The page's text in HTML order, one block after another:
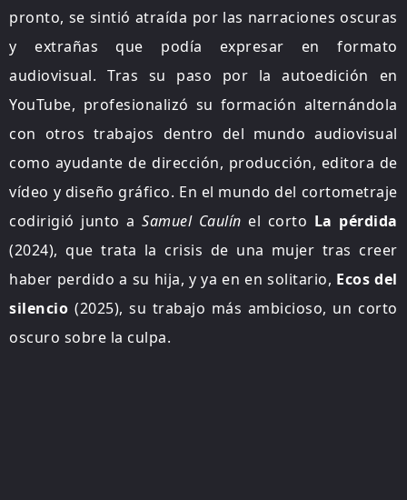
pronto, se sintió atraída por las narraciones oscuras
y extrañas que podía expresar en formato
audiovisual. Tras su paso por la autoedición en
YouTube, profesionalizó su formación alternándola
con otros trabajos dentro del mundo audiovisual
como ayudante de dirección, producción, editora de
vídeo y diseño gráfico. En el mundo del cortometraje
codirigió junto aSamuel Caulín el corto La pérdida
(2024), que trata la crisis de una mujer tras creer
haber perdido a su hija, y ya en en solitario, Ecos del
silencio (2025), su trabajo más ambicioso, un corto
oscuro sobre la culpa.